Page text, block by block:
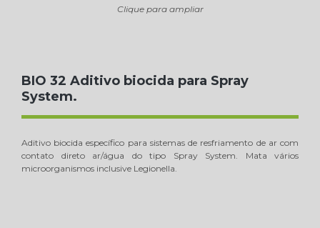
Clique para ampliar
BIO 32 Aditivo biocida para Spray
System.
Aditivo biocida específico para sistemas de resfriamento de ar com
contato direto ar/água do tipo Spray System. Mata vários
microorganismos inclusive Legionella.